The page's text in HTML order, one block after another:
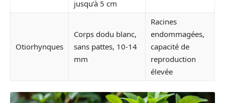
jusqu’à 5 cm
Otiorhynques
Corps dodu blanc,
sans pattes, 10-14
mm
Racines
endommagées,
capacité de
reproduction
élevée